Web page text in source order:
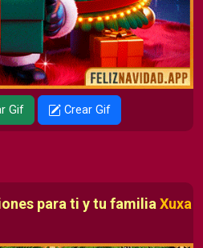
Gif Crear Gif
para ti y tu familia Xuxa